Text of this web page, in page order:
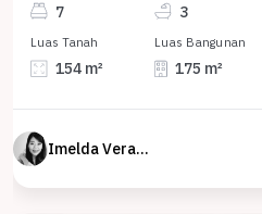
7 3
Luas Tanah
154 m²
Luas Bangunan
175 m²
Imelda Veranika